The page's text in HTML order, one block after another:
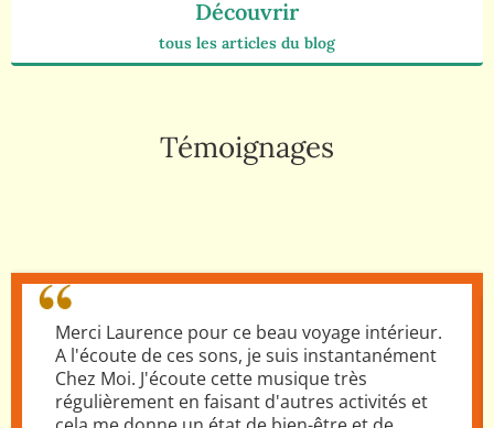
Découvrir
tous les articles du blog
Témoignages
Merci Laurence pour ce beau voyage intérieur.
A l'écoute de ces sons, je suis instantanément
Chez Moi. J'écoute cette musique très
régulièrement en faisant d'autres activités et